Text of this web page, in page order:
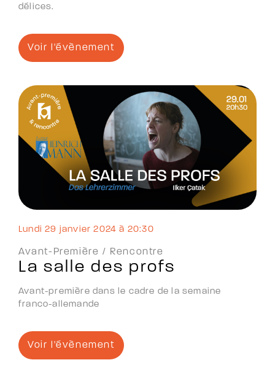
délices.
Voir l'évènement
lundi 29 janvier 2024 à 20:30
Avant-Première / Rencontre
La salle des profs
Avant-première dans le cadre de la semaine
franco-allemande
Voir l'évènement